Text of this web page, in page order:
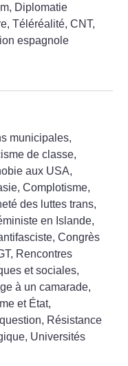
Diplomatie
Téléréalité, CNT,
espagnole
municipales,
de classe,
aux USA,
Complotisme,
des luttes trans,
en Islande,
Congrès
Rencontres
et sociales,
à un camarade,
et État,
Résistance
Universités